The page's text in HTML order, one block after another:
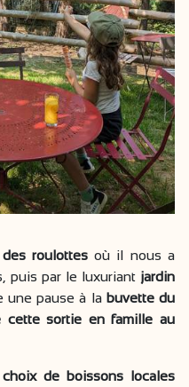
roulottesoù il nous a
puis par le luxuriant jardin
une pause à la buvette du
cette sortie en famille au
de boissons locales